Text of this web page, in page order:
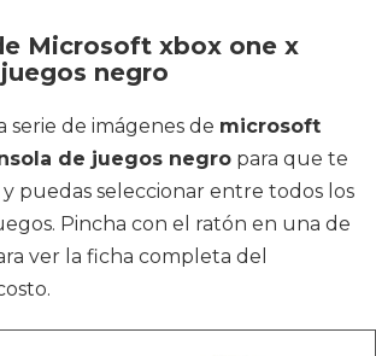
Microsoft xbox one x
negro
serie de imágenes de microsoft
de juegos negro para que te
y puedas seleccionar entre todos los
Pincha con el ratón en una de
ver la ficha completa del